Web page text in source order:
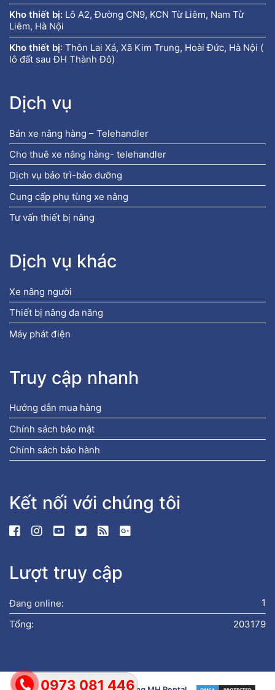
0973 081 446
Kho thiết bị: Lô A2, Đường CN9, KCN Từ Liêm, Nam Từ
Liêm, Hà Nội
Kho thiết bị: Thôn Lai Xá, Xã Kim Trung, Hoài Đức, Hà Nội (
lô đất sau ĐH Thành Đô)
Dịch vụ
Bán xe nâng hàng – Telehandler
Cho thuê xe nâng hàng- telehandler
Dịch vụ bảo trì-bảo dưỡng
Cung cấp phụ tùng xe nâng
Tư vấn thiết bị nâng
Dịch vụ khác
Xe nâng người
Thiết bị nâng đa năng
Máy phát điện
Truy cập nhanh
Hướng dẫn mua hàng
Chính sách bảo mật
Chính sách bảo hành
Kết nối với chúng tôi
Lượt truy cập
1
Đang online:
203179
Tổng: